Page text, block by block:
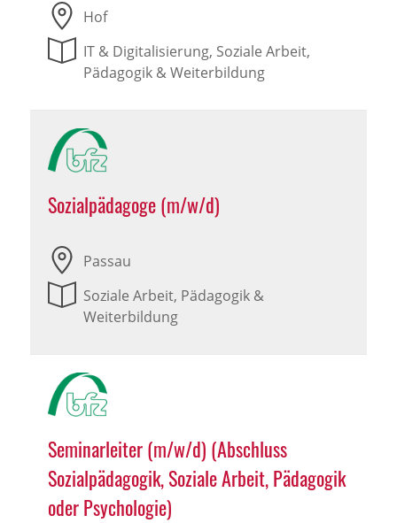
Hof
IT & Digitalisierung, Soziale Arbeit,
Pädagogik & Weiterbildung
Sozialpädagoge (m/w/d)
Passau
Soziale Arbeit, Pädagogik &
Weiterbildung
Seminarleiter (m/w/d) (Abschluss
Sozialpädagogik, Soziale Arbeit, Pädagogik
oder Psychologie)